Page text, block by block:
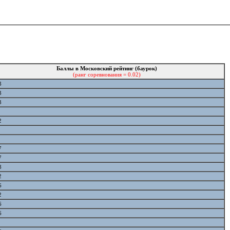
Баллы в Московский рейтинг (баурок)
(ранг соревнования = 0.02)